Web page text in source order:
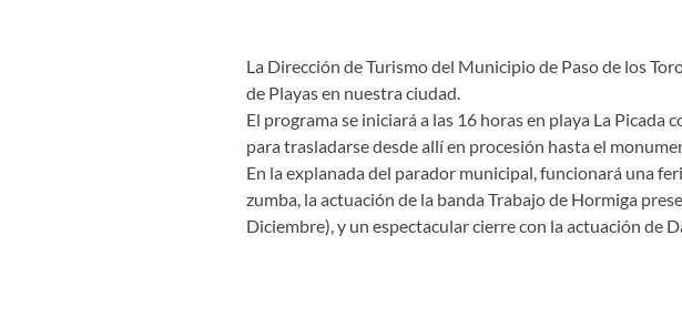
La Dirección de Turismo del Municipio de Paso de los
de Playas en nuestra ciudad.
El programa se iniciará a las 16 horas en playa La
para trasladarse desde allí en procesión hasta el
En la explanada del parador municipal, funcionará una
zumba, la actuación de la banda Trabajo de Hormiga
Diciembre), y un espectacular cierre con la actuación de